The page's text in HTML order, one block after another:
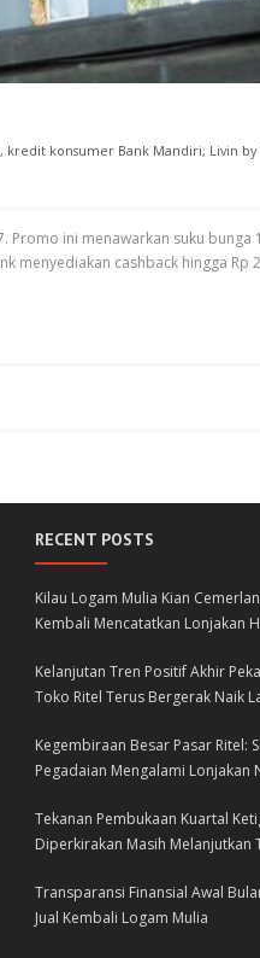
, kredit konsumer Bank Mandiri, Livin
ini menawarkan suku bunga
menyediakan cashback hingga Rp
RECENT POSTS
Kilau Logam Mulia Kian
Kembali Mencatatkan Lonjakan
Kelanjutan Tren Positif Akhir
Toko Ritel Terus Bergerak Naik
Kegembiraan Besar Pasar Ritel:
Pegadaian Mengalami Lonjakan
Tekanan Pembukaan Kuartal
Diperkirakan Masih Melanjutkan
Transparansi Finansial Awal
Jual Kembali Logam Mulia